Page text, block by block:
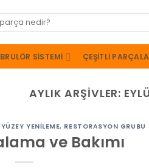
BRULÖR SISTEMI ÇEŞITLI
AYLIK ARŞIVLER:
YÜZEY YENILEME, RESTORASYON GRUBU
ve Bakımı